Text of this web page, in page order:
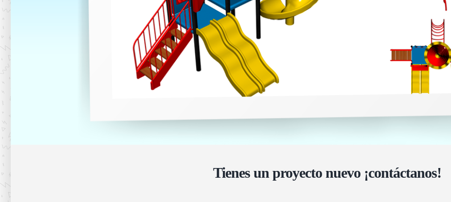
Tienes un proyecto nuevo ¡contáctanos!